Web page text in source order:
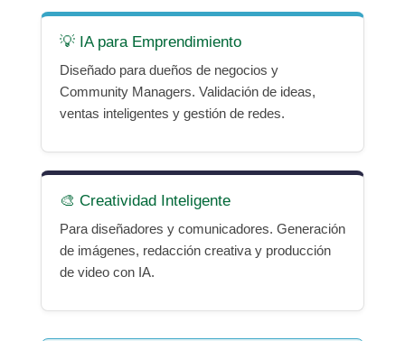
💡 IA para Emprendimiento
Diseñado para dueños de negocios y
Community Managers. Validación de ideas,
ventas inteligentes y gestión de redes.
🎨 Creatividad Inteligente
Para diseñadores y comunicadores. Generación
de imágenes, redacción creativa y producción
de video con IA.